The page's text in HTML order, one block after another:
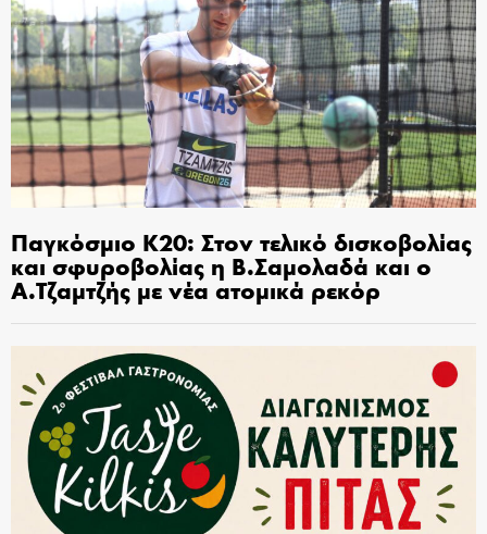
Παγκόσμιο Κ20: Στον τελικό δισκοβολίας
και σφυροβολίας η Β.Σαμολαδά και ο
Α.Τζαμτζής με νέα ατομικά ρεκόρ